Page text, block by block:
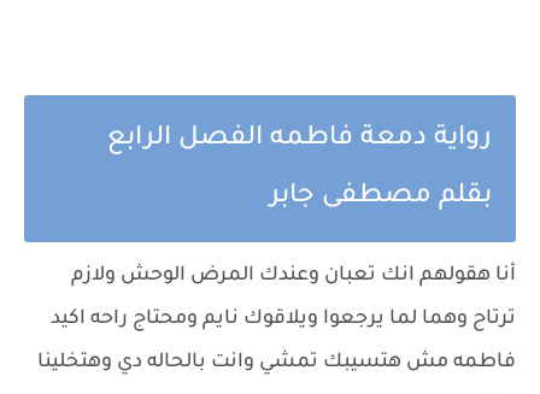
رواية دمعة فاطمه الفصل الرابع
بقلم مصطفى جابر
أنا هقولهم انك تعبان وعندك المرض الوحش ولازم
ترتاح وهما لما يرجعوا ويلاقوك نايم ومحتاج راحه اكيد
فاطمه مش هتسيبك تمشي وانت بالحاله دي وهتخلينا